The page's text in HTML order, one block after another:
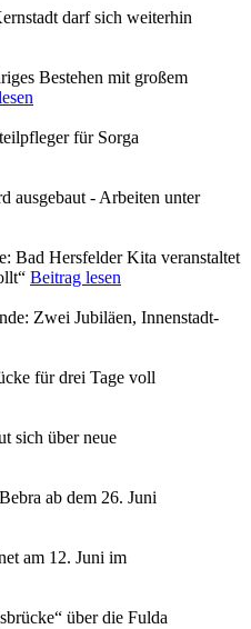
darf sich weiterhin
Bestehen mit großem
für Sorga
ausgebaut - Arbeiten unter
Bad Hersfelder Kita veranstaltet
Beitrag lesen
Zwei Jubiläen, Innenstadt-
für drei Tage voll
sich über neue
ab dem 26. Juni
am 12. Juni im
über die Fulda